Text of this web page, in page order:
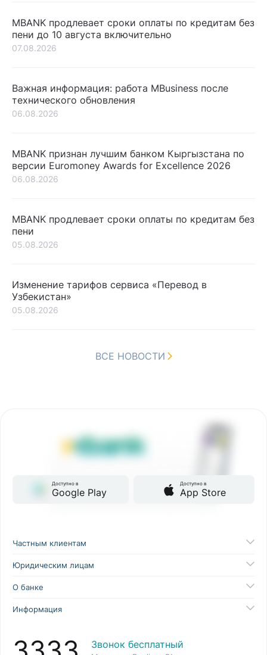
MBANK продлевает сроки оплаты по кредитам без
пени до 10 августа включительно
07.08.2026
Важная информация: работа MBusiness после
технического обновления
06.08.2026
MBANK признан лучшим банком Кыргызстана по
версии Euromoney Awards for Excellence 2026
06.08.2026
MBANK продлевает сроки оплаты по кредитам без
пени
05.08.2026
Изменение тарифов сервиса «Перевод в
Узбекистан»
05.08.2026
ВСЕ НОВОСТИ
Доступно в
Google Play
Доступно в
App Store
Частным клиентам
Юридическим лицам
О банке
Информация
Звонок бесплатный